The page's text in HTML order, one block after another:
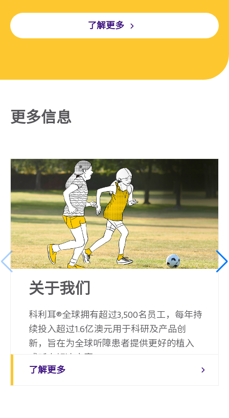
了解更多
更多信息
关于我们
科利耳®全球拥有超过3,500名员工，每年持
续投入超过1.6亿澳元用于科研及产品创
新，旨在为全球听障患者提供更好的植入
式听力解决方案。
了解更多